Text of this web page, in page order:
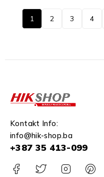
1 2 3 4
Kontakt Info:
info@hik-shop.ba
+387 35 413-099